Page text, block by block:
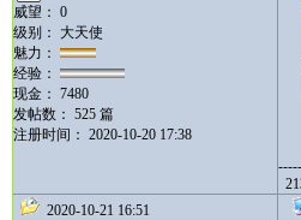
威望： 0
级别： 大天使
魅力：
经验：
现金： 7480
发帖数： 525 篇
注册时间： 2020-10-20 17:38
2020-10-21 16:51